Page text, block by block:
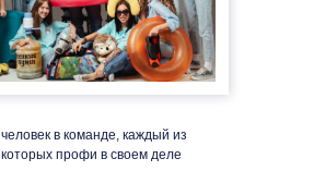
человек в команде, каждый из
которых профи в своем деле